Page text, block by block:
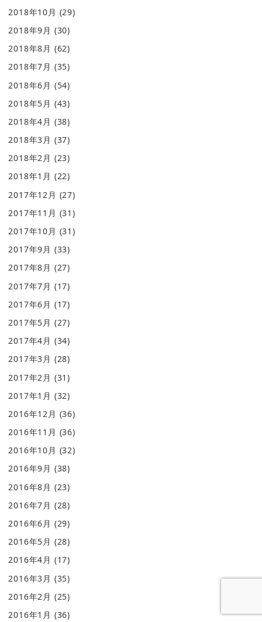
2018年10月 (29)
2018年9月 (30)
2018年8月 (62)
2018年7月 (35)
2018年6月 (54)
2018年5月 (43)
2018年4月 (38)
2018年3月 (37)
2018年2月 (23)
2018年1月 (22)
2017年12月 (27)
2017年11月 (31)
2017年10月 (31)
2017年9月 (33)
2017年8月 (27)
2017年7月 (17)
2017年6月 (17)
2017年5月 (27)
2017年4月 (34)
2017年3月 (28)
2017年2月 (31)
2017年1月 (32)
2016年12月 (36)
2016年11月 (36)
2016年10月 (32)
2016年9月 (38)
2016年8月 (23)
2016年7月 (28)
2016年6月 (29)
2016年5月 (28)
2016年4月 (17)
2016年3月 (35)
2016年2月 (25)
2016年1月 (36)